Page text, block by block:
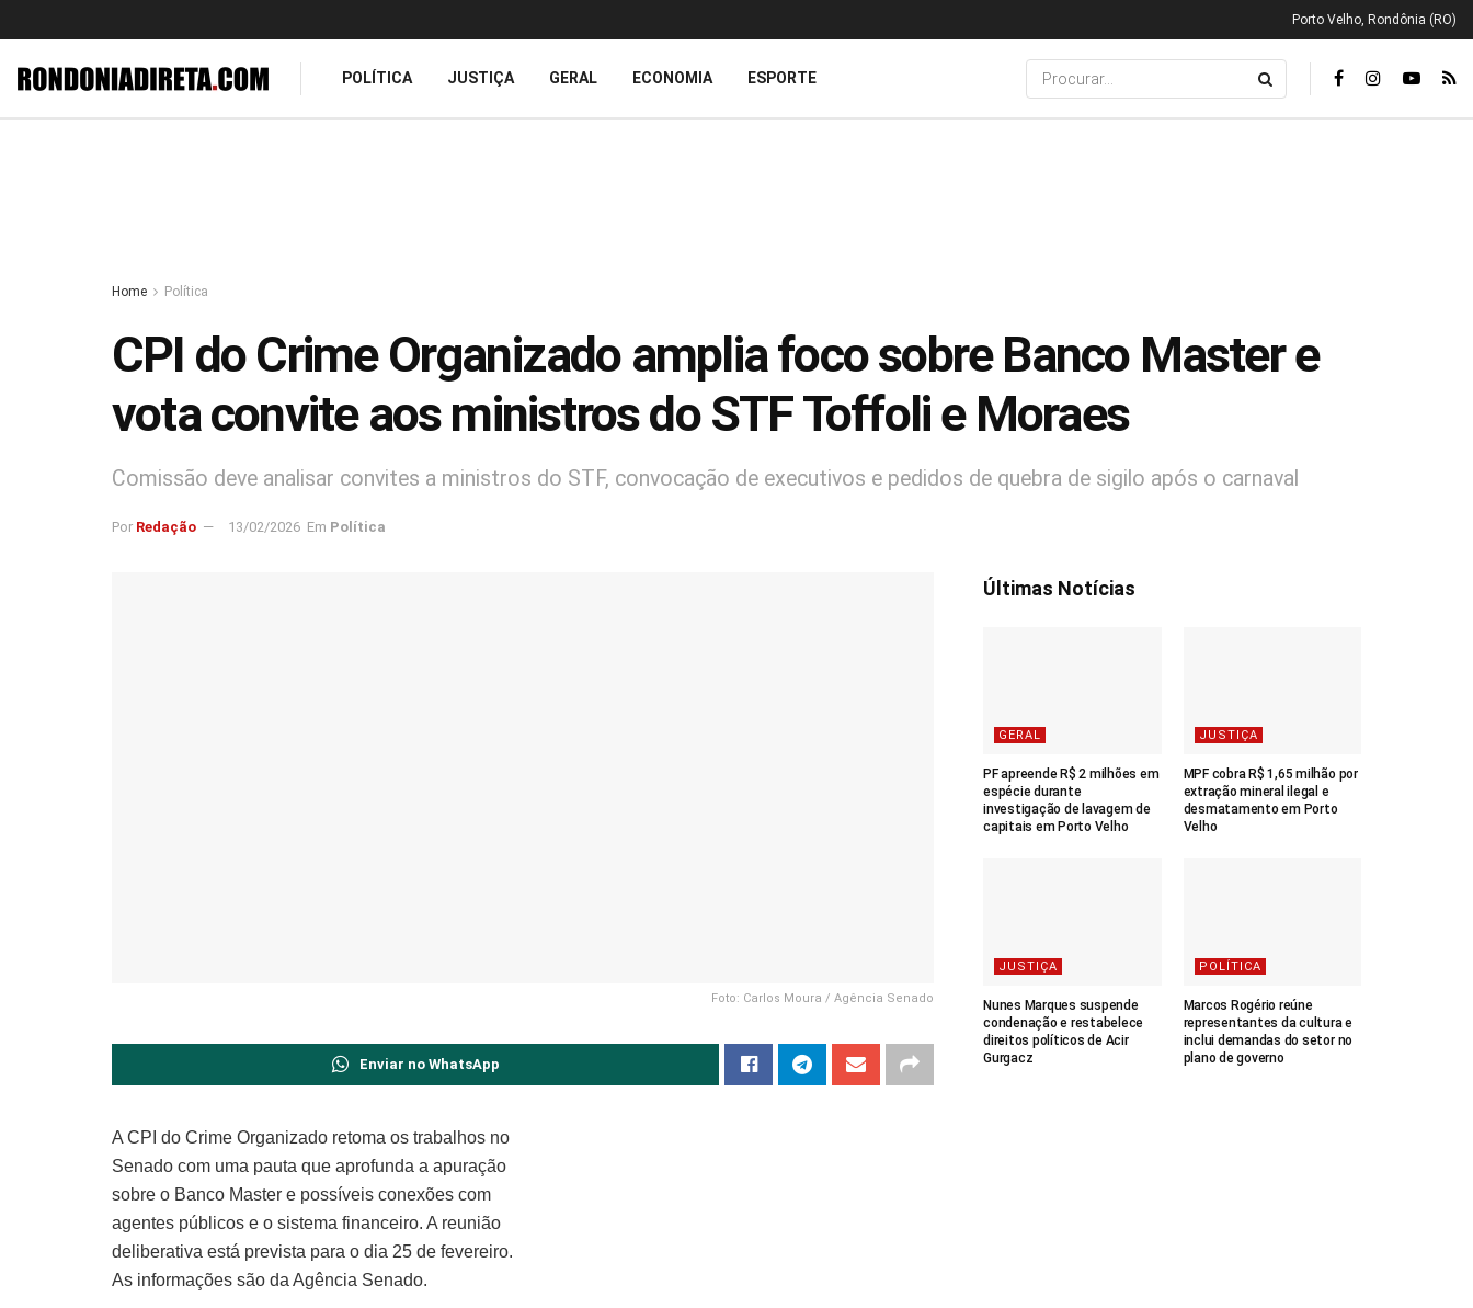
Porto Velho, Rondônia (RO)
POLÍTICA JUSTIÇA GERAL ECONOMIA ESPORTE
Home Política
CPI do Crime Organizado amplia foco sobre Banco Master e
vota convite aos ministros do STF Toffoli e Moraes
Comissão deve analisar convites a ministros do STF, convocação de executivos e pedidos de quebra de sigilo após o carnaval
Por Redação 13/02/2026 Em Política
Foto: Carlos Moura / Agência Senado
Enviar no WhatsApp
A CPI do Crime Organizado retoma os trabalhos no
Senado com uma pauta que aprofunda a apuração
sobre o Banco Master e possíveis conexões com
agentes públicos e o sistema financeiro. A reunião
deliberativa está prevista para o dia 25 de fevereiro.
As informações são da Agência Senado.
Últimas Notícias
GERAL
PF apreende R$ 2 milhões em
espécie durante
investigação de lavagem de
capitais em Porto Velho
JUSTIÇA
MPF cobra R$ 1,65 milhão por
extração mineral ilegal e
desmatamento em Porto
Velho
JUSTIÇA
Nunes Marques suspende
condenação e restabelece
direitos políticos de Acir
Gurgacz
POLÍTICA
Marcos Rogério reúne
representantes da cultura e
inclui demandas do setor no
plano de governo